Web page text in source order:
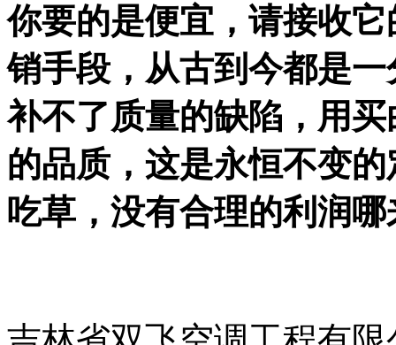
你要的是便宜，请接收
销手段，从古到今都是
补不了质量的缺陷，用
的品质，这是永恒不变
吃草，没有合理的利润